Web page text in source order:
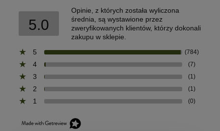
5.0
Opinie, z których została wyliczona
średnia, są wystawione przez
zweryfikowanych klientów, którzy dokonali
zakupu w sklepie.
5
(784)
4 (7)
3 (1)
2 (1)
1 (0)